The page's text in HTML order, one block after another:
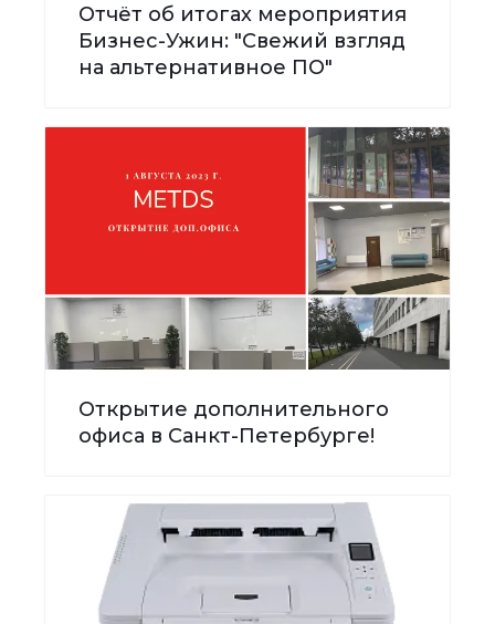
Отчёт об итогах мероприятия
Бизнес-Ужин: "Свежий взгляд
на альтернативное ПО"
Открытие дополнительного
офиса в Санкт-Петербурге!